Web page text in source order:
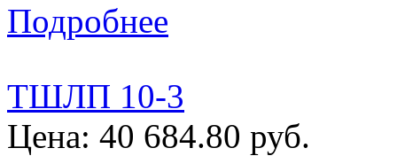
Подробнее
ТШЛП 10-3
Цена: 40 684.80 руб.